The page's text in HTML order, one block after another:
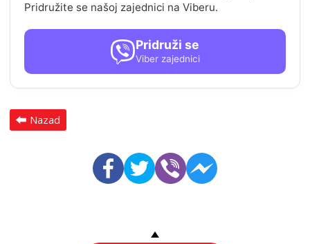
Pridružite se našoj zajednici na Viberu.
Pridruži se
Viber zajednici
Nazad